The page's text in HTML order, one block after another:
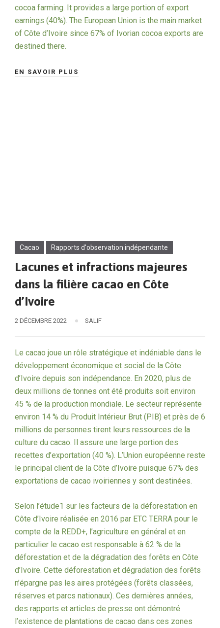
cocoa farming. It provides a large portion of export
earnings (40%). The European Union is the main market
of Côte d’Ivoire since 67% of Ivorian cocoa exports are
destined there.
EN SAVOIR PLUS
Cacao Rapports d'observation indépendante
Lacunes et infractions majeures
dans la filière cacao en Côte
d’Ivoire
2 DÉCEMBRE 2022 SALIF
Le cacao joue un rôle stratégique et indéniable dans le
développement économique et social de la Côte
d’Ivoire depuis son indépendance. En 2020, plus de
deux millions de tonnes ont été produits soit environ
45 % de la production mondiale. Le secteur représente
environ 14 % du Produit Intérieur Brut (PIB) et près de 6
millions de personnes tirent leurs ressources de la
culture du cacao. Il assure une large portion des
recettes d’exportation (40 %). L’Union européenne reste
le principal client de la Côte d’Ivoire puisque 67% des
exportations de cacao ivoiriennes y sont destinées.
Selon l’étude1 sur les facteurs de la déforestation en
Côte d’Ivoire réalisée en 2016 par ETC TERRA pour le
compte de la REDD+, l’agriculture en général et en
particulier le cacao est responsable à 62 % de la
déforestation et de la dégradation des forêts en Côte
d’Ivoire. Cette déforestation et dégradation des forêts
n’épargne pas les aires protégées (forêts classées,
réserves et parcs nationaux). Ces dernières années,
des rapports et articles de presse ont démontré
l’existence de plantations de cacao dans ces zones